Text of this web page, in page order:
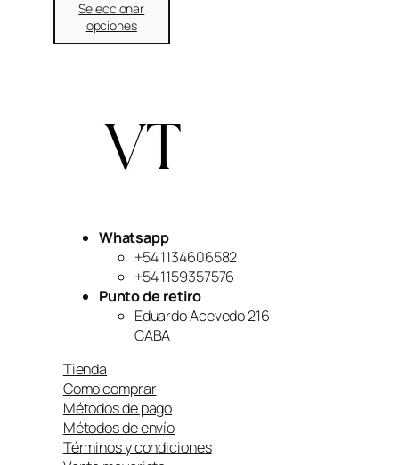
Seleccionar
opciones
Whatsapp
+54 1134606582
+54 1159357576
Punto de retiro
Eduardo Acevedo 216
CABA
Tienda
Como comprar
Métodos de pago
Métodos de envío
Términos y condiciones